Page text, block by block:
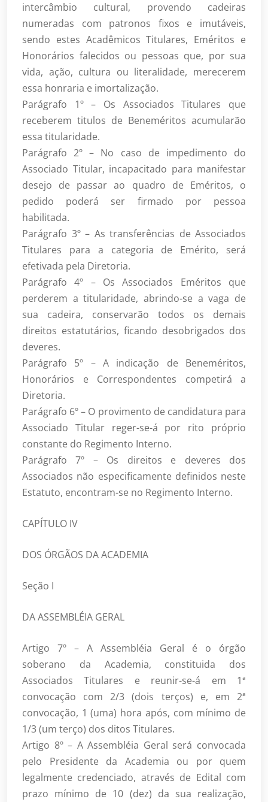
intercâmbio cultural, provendo cadeiras
numeradas com patronos fixos e imutáveis,
sendo estes Acadêmicos Titulares, Eméritos e
Honorários falecidos ou pessoas que, por sua
vida, ação, cultura ou literalidade, merecerem
essa honraria e imortalização.
Parágrafo 1º – Os Associados Titulares que
receberem titulos de Beneméritos acumularão
essa titularidade.
Parágrafo 2º – No caso de impedimento do
Associado Titular, incapacitado para manifestar
desejo de passar ao quadro de Eméritos, o
pedido poderá ser firmado por pessoa
habilitada.
Parágrafo 3º – As transferências de Associados
Titulares para a categoria de Emérito, será
efetivada pela Diretoria.
Parágrafo 4º – Os Associados Eméritos que
perderem a titularidade, abrindo-se a vaga de
sua cadeira, conservarão todos os demais
direitos estatutários, ficando desobrigados dos
deveres.
Parágrafo 5º – A indicação de Beneméritos,
Honorários e Correspondentes competirá a
Diretoria.
Parágrafo 6º – O provimento de candidatura para
Associado Titular reger-se-á por rito próprio
constante do Regimento Interno.
Parágrafo 7º – Os direitos e deveres dos
Associados não especificamente definidos neste
Estatuto, encontram-se no Regimento Interno.
CAPÍTULO IV
DOS ÓRGÃOS DA ACADEMIA
Seção I
DA ASSEMBLÉIA GERAL
Artigo 7º – A Assembléia Geral é o órgão
soberano da Academia, constituida dos
Associados Titulares e reunir-se-á em 1ª
convocação com 2/3 (dois terços) e, em 2ª
convocação, 1 (uma) hora após, com mínimo de
1/3 (um terço) dos ditos Titulares.
Artigo 8º – A Assembléia Geral será convocada
pelo Presidente da Academia ou por quem
legalmente credenciado, através de Edital com
prazo mínimo de 10 (dez) da sua realização,